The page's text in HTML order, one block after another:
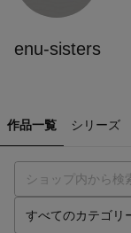
enu-sisters
作品一覧 シリーズ